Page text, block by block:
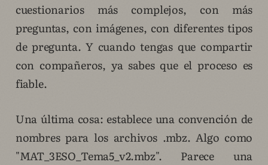
cuestionarios más complejos, con más
preguntas, con imágenes, con diferentes tipos
de pregunta. Y cuando tengas que compartir
con compañeros, ya sabes que el proceso es
fiable.
Una última cosa: establece una convención de
nombres para los archivos .mbz. Algo como
"MAT_3ESO_Tema5_v2.mbz". Parece una